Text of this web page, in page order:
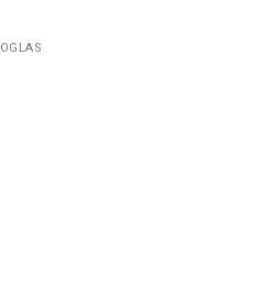
OGLAS